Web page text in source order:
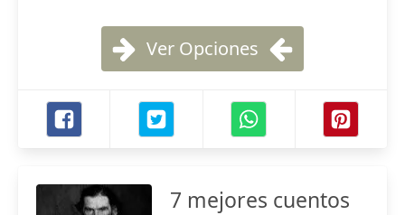
Ver Opciones
7 mejores cuentos